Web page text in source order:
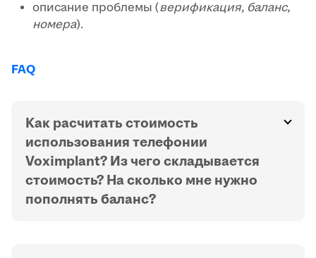
описание проблемы (верификация, баланс,
номера).
FAQ
Как расчитать стоимость
использования телефонии
Voximplant? Из чего складывается
стоимость? На сколько мне нужно
пополнять баланс?